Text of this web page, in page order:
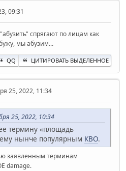
09:31
спрягают по лицам как
мы абузим...
QQ ЦИТИРОВАТЬ ВЫДЕЛЕННОЕ
25, 2022, 11:34
25, 2022, 10:34
термину «площадь
нынче популярным КВО.
заявленным терминам
damage.